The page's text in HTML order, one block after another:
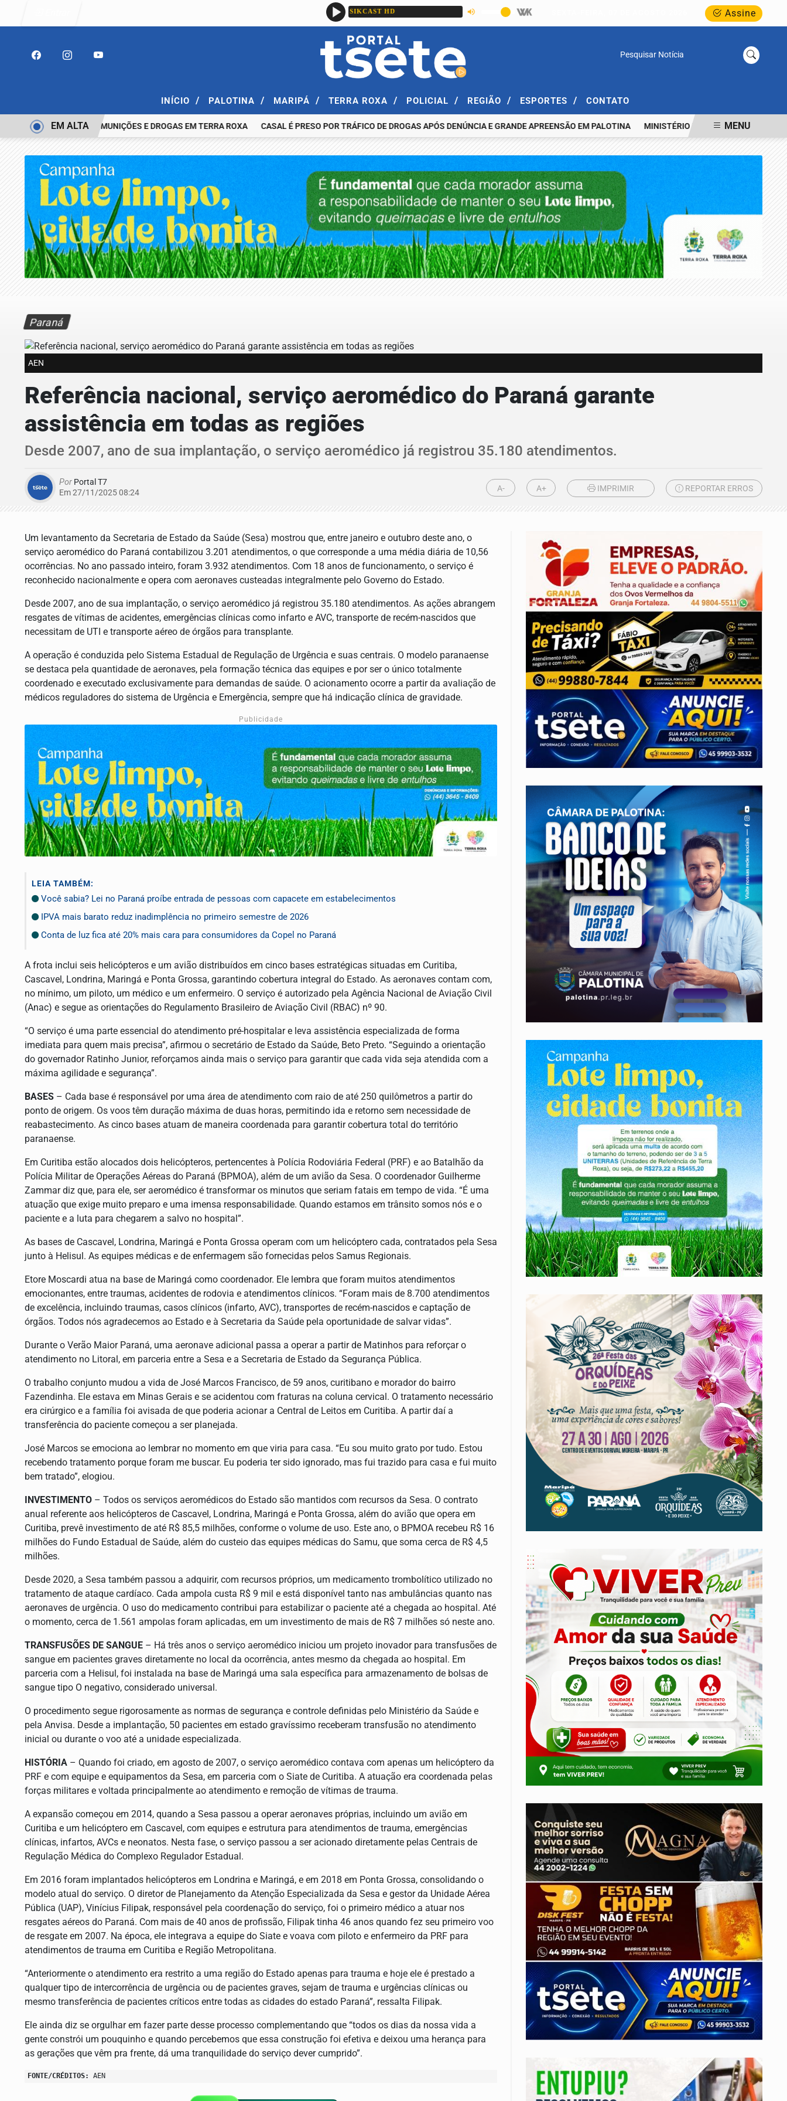
Assine
Pesquisar Notícia
INÍCIO / PALOTINA / MARIPÁ / TERRA ROXA / POLICIAL / REGIÃO / ESPORTES / CONTATO
COM ESPINGARDA, MUNIÇÕES E DROGAS EM TERRA ROXA CASAL É PRESO POR TRÁFICO DE DROGAS APÓS DENÚNCIA E GRANDE APREENSÃO EM PALOTINA MINISTÉRIO PÚBLICO REALIZA AUDIÊNCIA
EM ALTA MENU
Paraná
AEN
Referência nacional, serviço aeromédico do Paraná garante
assistência em todas as regiões
Desde 2007, ano de sua implantação, o serviço aeromédico já registrou 35.180 atendimentos.
Por Portal T7
Em 27/11/2025 08:24
A- A+ IMPRIMIR REPORTAR ERROS
Um levantamento da Secretaria de Estado da Saúde (Sesa) mostrou que, entre janeiro e outubro deste ano, o
serviço aeromédico do Paraná contabilizou 3.201 atendimentos, o que corresponde a uma média diária de 10,56
ocorrências. No ano passado inteiro, foram 3.932 atendimentos. Com 18 anos de funcionamento, o serviço é
reconhecido nacionalmente e opera com aeronaves custeadas integralmente pelo Governo do Estado.
Desde 2007, ano de sua implantação, o serviço aeromédico já registrou 35.180 atendimentos. As ações abrangem
resgates de vítimas de acidentes, emergências clínicas como infarto e AVC, transporte de recém-nascidos que
necessitam de UTI e transporte aéreo de órgãos para transplante.
A operação é conduzida pelo Sistema Estadual de Regulação de Urgência e suas centrais. O modelo paranaense
se destaca pela quantidade de aeronaves, pela formação técnica das equipes e por ser o único totalmente
coordenado e executado exclusivamente para demandas de saúde. O acionamento ocorre a partir da avaliação de
médicos reguladores do sistema de Urgência e Emergência, sempre que há indicação clínica de gravidade.
Publicidade
LEIA TAMBÉM:
Você sabia? Lei no Paraná proíbe entrada de pessoas com capacete em estabelecimentos
IPVA mais barato reduz inadimplência no primeiro semestre de 2026
Conta de luz fica até 20% mais cara para consumidores da Copel no Paraná
A frota inclui seis helicópteros e um avião distribuídos em cinco bases estratégicas situadas em Curitiba,
Cascavel, Londrina, Maringá e Ponta Grossa, garantindo cobertura integral do Estado. As aeronaves contam com,
no mínimo, um piloto, um médico e um enfermeiro. O serviço é autorizado pela Agência Nacional de Aviação Civil
(Anac) e segue as orientações do Regulamento Brasileiro de Aviação Civil (RBAC) nº 90.
“O serviço é uma parte essencial do atendimento pré-hospitalar e leva assistência especializada de forma
imediata para quem mais precisa”, afirmou o secretário de Estado da Saúde, Beto Preto. “Seguindo a orientação
do governador Ratinho Junior, reforçamos ainda mais o serviço para garantir que cada vida seja atendida com a
máxima agilidade e segurança”.
BASES – Cada base é responsável por uma área de atendimento com raio de até 250 quilômetros a partir do
ponto de origem. Os voos têm duração máxima de duas horas, permitindo ida e retorno sem necessidade de
reabastecimento. As cinco bases atuam de maneira coordenada para garantir cobertura total do território
paranaense.
Em Curitiba estão alocados dois helicópteros, pertencentes à Polícia Rodoviária Federal (PRF) e ao Batalhão da
Polícia Militar de Operações Aéreas do Paraná (BPMOA), além de um avião da Sesa. O coordenador Guilherme
Zammar diz que, para ele, ser aeromédico é transformar os minutos que seriam fatais em tempo de vida. “É uma
atuação que exige muito preparo e uma imensa responsabilidade. Quando estamos em trânsito somos nós e o
paciente e a luta para chegarem a salvo no hospital”.
As bases de Cascavel, Londrina, Maringá e Ponta Grossa operam com um helicóptero cada, contratados pela Sesa
junto à Helisul. As equipes médicas e de enfermagem são fornecidas pelos Samus Regionais.
Etore Moscardi atua na base de Maringá como coordenador. Ele lembra que foram muitos atendimentos
emocionantes, entre traumas, acidentes de rodovia e atendimentos clínicos. “Foram mais de 8.700 atendimentos
de excelência, incluindo traumas, casos clínicos (infarto, AVC), transportes de recém-nascidos e captação de
órgãos. Todos nós agradecemos ao Estado e à Secretaria da Saúde pela oportunidade de salvar vidas”.
Durante o Verão Maior Paraná, uma aeronave adicional passa a operar a partir de Matinhos para reforçar o
atendimento no Litoral, em parceria entre a Sesa e a Secretaria de Estado da Segurança Pública.
O trabalho conjunto mudou a vida de José Marcos Francisco, de 59 anos, curitibano e morador do bairro
Fazendinha. Ele estava em Minas Gerais e se acidentou com fraturas na coluna cervical. O tratamento necessário
era cirúrgico e a família foi avisada de que poderia acionar a Central de Leitos em Curitiba. A partir daí a
transferência do paciente começou a ser planejada.
José Marcos se emociona ao lembrar no momento em que viria para casa. “Eu sou muito grato por tudo. Estou
recebendo tratamento porque foram me buscar. Eu poderia ter sido ignorado, mas fui trazido para casa e fui muito
bem tratado”, elogiou.
INVESTIMENTO – Todos os serviços aeromédicos do Estado são mantidos com recursos da Sesa. O contrato
anual referente aos helicópteros de Cascavel, Londrina, Maringá e Ponta Grossa, além do avião que opera em
Curitiba, prevê investimento de até R$ 85,5 milhões, conforme o volume de uso. Este ano, o BPMOA recebeu R$ 16
milhões do Fundo Estadual de Saúde, além do custeio das equipes médicas do Samu, que soma cerca de R$ 4,5
milhões.
Desde 2020, a Sesa também passou a adquirir, com recursos próprios, um medicamento trombolítico utilizado no
tratamento de ataque cardíaco. Cada ampola custa R$ 9 mil e está disponível tanto nas ambulâncias quanto nas
aeronaves de urgência. O uso do medicamento contribui para estabilizar o paciente até a chegada ao hospital. Até
o momento, cerca de 1.561 ampolas foram aplicadas, em um investimento de mais de R$ 7 milhões só neste ano.
TRANSFUSÕES DE SANGUE – Há três anos o serviço aeromédico iniciou um projeto inovador para transfusões de
sangue em pacientes graves diretamente no local da ocorrência, antes mesmo da chegada ao hospital. Em
parceria com a Helisul, foi instalada na base de Maringá uma sala específica para armazenamento de bolsas de
sangue tipo O negativo, considerado universal.
O procedimento segue rigorosamente as normas de segurança e controle definidas pelo Ministério da Saúde e
pela Anvisa. Desde a implantação, 50 pacientes em estado gravíssimo receberam transfusão no atendimento
inicial ou durante o voo até a unidade especializada.
HISTÓRIA – Quando foi criado, em agosto de 2007, o serviço aeromédico contava com apenas um helicóptero da
PRF e com equipe e equipamentos da Sesa, em parceria com o Siate de Curitiba. A atuação era coordenada pelas
forças militares e voltada principalmente ao atendimento e remoção de vítimas de trauma.
A expansão começou em 2014, quando a Sesa passou a operar aeronaves próprias, incluindo um avião em
Curitiba e um helicóptero em Cascavel, com equipes e estrutura para atendimentos de trauma, emergências
clínicas, infartos, AVCs e neonatos. Nesta fase, o serviço passou a ser acionado diretamente pelas Centrais de
Regulação Médica do Complexo Regulador Estadual.
Em 2016 foram implantados helicópteros em Londrina e Maringá, e em 2018 em Ponta Grossa, consolidando o
modelo atual do serviço. O diretor de Planejamento da Atenção Especializada da Sesa e gestor da Unidade Aérea
Pública (UAP), Vinícius Filipak, responsável pela coordenação do serviço, foi o primeiro médico a atuar nos
resgates aéreos do Paraná. Com mais de 40 anos de profissão, Filipak tinha 46 anos quando fez seu primeiro voo
de resgate em 2007. Na época, ele integrava a equipe do Siate e voava com piloto e enfermeiro da PRF para
atendimentos de trauma em Curitiba e Região Metropolitana.
“Anteriormente o atendimento era restrito a uma região do Estado apenas para trauma e hoje ele é prestado a
qualquer tipo de intercorrência de urgência ou de pacientes graves, sejam de trauma e urgências clínicas ou
mesmo transferência de pacientes críticos entre todas as cidades do estado Paraná”, ressalta Filipak.
Ele ainda diz se orgulhar em fazer parte desse processo complementando que “todos os dias da nossa vida a
gente constrói um pouquinho e quando percebemos que essa construção foi efetiva e deixou uma herança para
as gerações que vêm pra frente, dá uma tranquilidade do serviço dever cumprido”.
FONTE/CRÉDITOS: AEN